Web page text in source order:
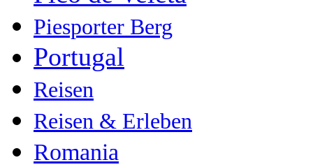
Piesporter Berg
Portugal
Reisen
Reisen & Erleben
Romania